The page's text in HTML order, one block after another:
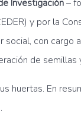
Investigación–
y por la
con
de semillas
huertas. En